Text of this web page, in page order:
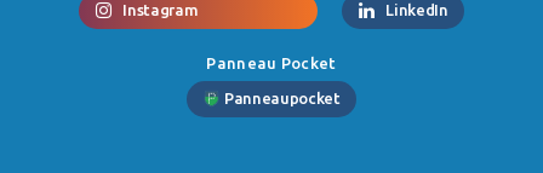
Instagram LinkedIn
Panneau Pocket
Panneaupocket